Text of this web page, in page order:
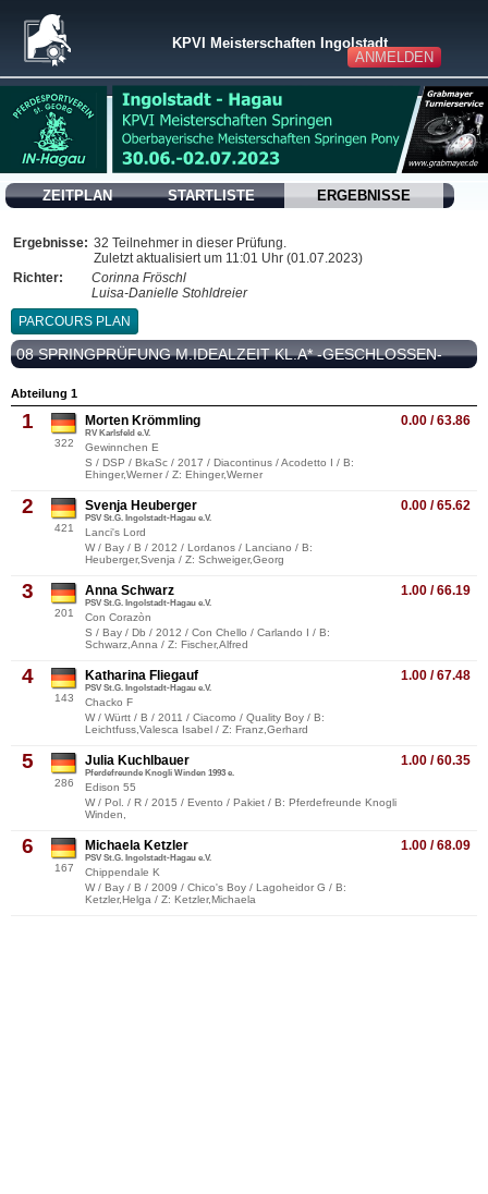
ANMELDEN
KPVI Meisterschaften Ingolstadt
ZEITPLAN STARTLISTE ERGEBNISSE
Ergebnisse: 32 Teilnehmer in dieser Prüfung.
Zuletzt aktualisiert um 11:01 Uhr (01.07.2023)
Richter:
Corinna Fröschl
Luisa-Danielle Stohldreier
PARCOURS PLAN
08 SPRINGPRÜFUNG M.IDEALZEIT KL.A* -GESCHLOSSEN-
Abteilung 1
1
322
0.00 / 63.86
Morten Krömmling
RV Karlsfeld e.V.
Gewinnchen E
S / DSP / BkaSc / 2017 / Diacontinus / Acodetto I / B:
Ehinger,Werner / Z: Ehinger,Werner
2
421
0.00 / 65.62
Svenja Heuberger
PSV St.G. Ingolstadt-Hagau e.V.
Lanci's Lord
W / Bay / B / 2012 / Lordanos / Lanciano / B:
Heuberger,Svenja / Z: Schweiger,Georg
3
201
1.00 / 66.19
Anna Schwarz
PSV St.G. Ingolstadt-Hagau e.V.
Con Corazòn
S / Bay / Db / 2012 / Con Chello / Carlando I / B:
Schwarz,Anna / Z: Fischer,Alfred
4
143
1.00 / 67.48
Katharina Fliegauf
PSV St.G. Ingolstadt-Hagau e.V.
Chacko F
W / Württ / B / 2011 / Ciacomo / Quality Boy / B:
Leichtfuss,Valesca Isabel / Z: Franz,Gerhard
5
286
1.00 / 60.35
Julia Kuchlbauer
Pferdefreunde Knogli Winden 1993 e.
Edison 55
W / Pol. / R / 2015 / Evento / Pakiet / B: Pferdefreunde Knogli
Winden,
6
167
1.00 / 68.09
Michaela Ketzler
PSV St.G. Ingolstadt-Hagau e.V.
Chippendale K
W / Bay / B / 2009 / Chico's Boy / Lagoheidor G / B:
Ketzler,Helga / Z: Ketzler,Michaela